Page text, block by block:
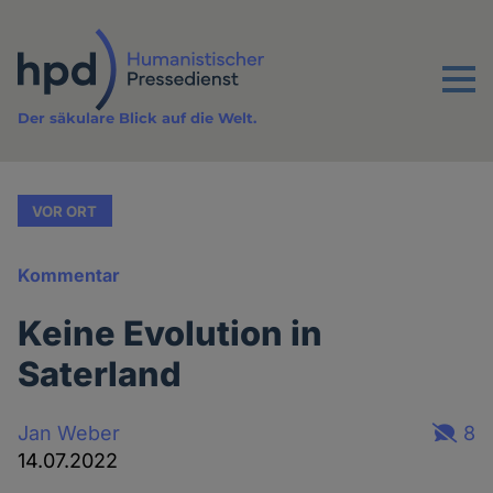
Inhalt
Menu
Der säkulare Blick auf die Welt.
VOR ORT
Kommentar
Keine Evolution in
Saterland
Jan Weber
14.07.2022
8